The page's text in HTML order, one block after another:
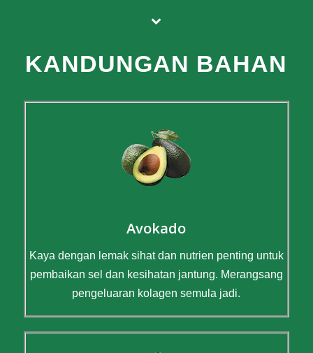
KANDUNGAN BAHAN
Avokado
Kaya dengan lemak sihat dan nutrien penting untuk
pembaikan sel dan kesihatan jantung. Merangsang
pengeluaran kolagen semula jadi.